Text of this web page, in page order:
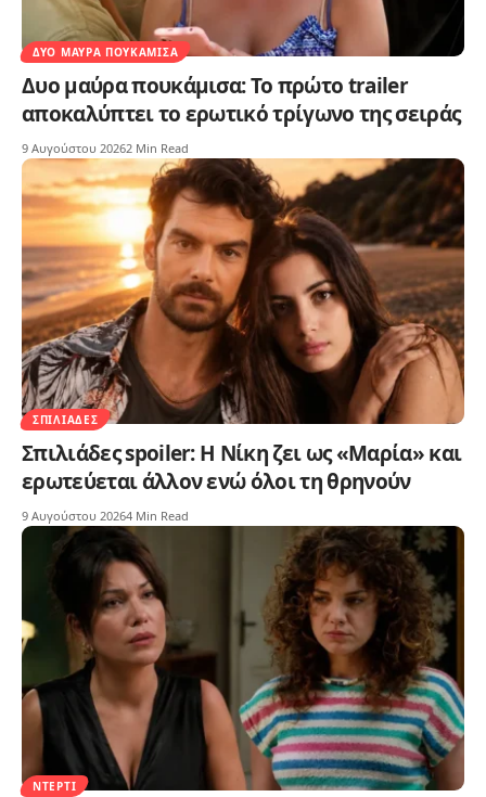
ΔΥΟ ΜΑΎΡΑ ΠΟΥΚΆΜΙΣΑ
Δυο μαύρα πουκάμισα: Το πρώτο trailer
αποκαλύπτει το ερωτικό τρίγωνο της σειράς
9 Αυγούστου 20262 Min Read
ΣΠΙΛΙΆΔΕΣ
Σπιλιάδες spoiler: Η Νίκη ζει ως «Μαρία» και
ερωτεύεται άλλον ενώ όλοι τη θρηνούν
9 Αυγούστου 20264 Min Read
ΝΤΈΡΤΙ